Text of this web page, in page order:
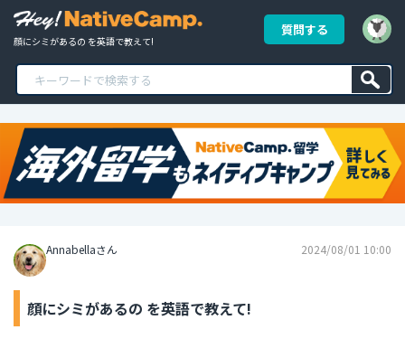
顔にシミがあるの を英語で教えて!
質問する
Annabellaさん 2024/08/01 10:00
顔にシミがあるの を英語で教えて!